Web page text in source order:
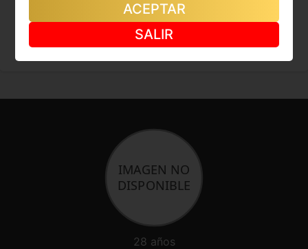
EMY KAROL
28 años
ACEPTAR
SALIR